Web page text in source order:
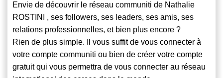
Envie de découvrir le réseau communiti de Nathalie
ROSTINI , ses followers, ses leaders, ses amis, ses
relations professionnelles, et bien plus encore ?
Rien de plus simple. Il vous suffit de vous connecter à
votre compte communiti ou bien de créer votre compte
gratuit qui vous permettra de vous connecter au réseau